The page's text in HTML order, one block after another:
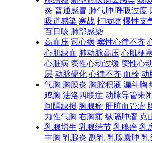
炎 普通感冒 肺气肿 呼吸过度
吸道感染 寒战 打喷嚏 慢性支
百日咳 肺部感染
高血压 冠心病 窦性心律不齐
心肌缺血 肺动脉高压 心肌梗
心脏病 窦性心动过缓 窦性心
层 动脉硬化 心律不齐 血栓 动
气胸 胸膜炎 胸腔积液 漏斗胸
鸡胸 法洛四联症 动脉导管未闭
间隔缺损 胸腺瘤 肝脏血管瘤
力性气胸 右胸痛 纵隔肿瘤 克
乳腺增生 乳腺结节 乳腺癌 乳
丰胸 乳腺炎 副乳 乳腺囊肿 乳